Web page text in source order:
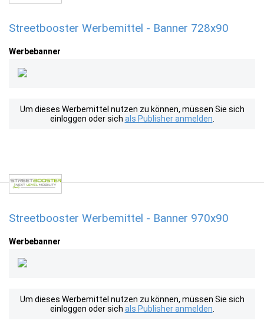
Streetbooster Werbemittel - Banner 728x90
Werbebanner
Um dieses Werbemittel nutzen zu können, müssen Sie sich
einloggen oder sich als Publisher anmelden
Streetbooster Werbemittel - Banner 970x90
Werbebanner
Um dieses Werbemittel nutzen zu können, müssen Sie sich
einloggen oder sich als Publisher anmelden